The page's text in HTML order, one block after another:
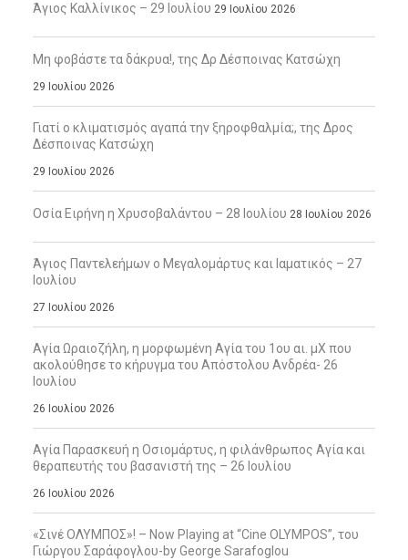
Άγιος Καλλίνικος – 29 Ιουλίου 29 Ιουλίου 2026
Μη φοβάστε τα δάκρυα!, της Δρ Δέσποινας Κατσώχη
29 Ιουλίου 2026
Γιατί ο κλιματισμός αγαπά την ξηροφθαλμία;, της Δρος
Δέσποινας Κατσώχη
29 Ιουλίου 2026
Οσία Ειρήνη η Χρυσοβαλάντου – 28 Ιουλίου 28 Ιουλίου 2026
Άγιος Παντελεήμων ο Μεγαλομάρτυς και Ιαματικός – 27
Ιουλίου
27 Ιουλίου 2026
Αγία Ωραιοζήλη, η μορφωμένη Αγία του 1ου αι. μΧ που
ακολούθησε το κήρυγμα του Απόστολου Ανδρέα- 26
Ιουλίου
26 Ιουλίου 2026
Αγία Παρασκευή η Οσιομάρτυς, η φιλάνθρωπος Αγία και
θεραπευτής του βασανιστή της – 26 Ιουλίου
26 Ιουλίου 2026
«Σινέ ΟΛΥΜΠΟΣ»! – Now Playing at “Cine OLYMPOS”, του
Γιώργου Σαράφογλου-by George Sarafoglou